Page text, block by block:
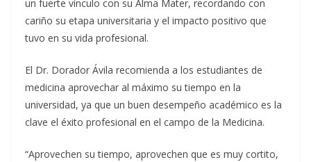
un fuerte vínculo con su Alma Mater, recordando con
cariño su etapa universitaria y el impacto positivo que
tuvo en su vida profesional.
El Dr. Dorador Ávila recomienda a los estudiantes de
medicina aprovechar al máximo su tiempo en la
universidad, ya que un buen desempeño académico es la
clave el éxito profesional en el campo de la Medicina.
“Aprovechen su tiempo, aprovechen que es muy cortito,